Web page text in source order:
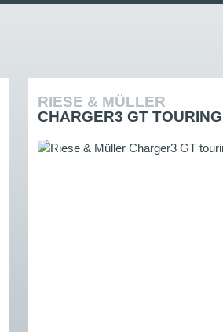
RIESE & MÜLLER
CHARGER3 GT TOURING